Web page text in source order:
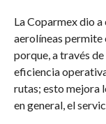
La Coparmex dio
aerolíneas permite
porque, a través
eficiencia
rutas; esto mejora
en general, el